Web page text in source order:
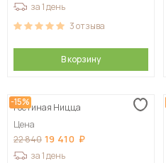
за 1 день
3отзыва
В корзину
-15%
Гостиная Ницца
Цена
22 840 19 410
за 1 день